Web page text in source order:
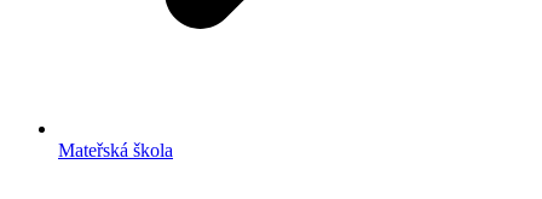
Mateřská škola